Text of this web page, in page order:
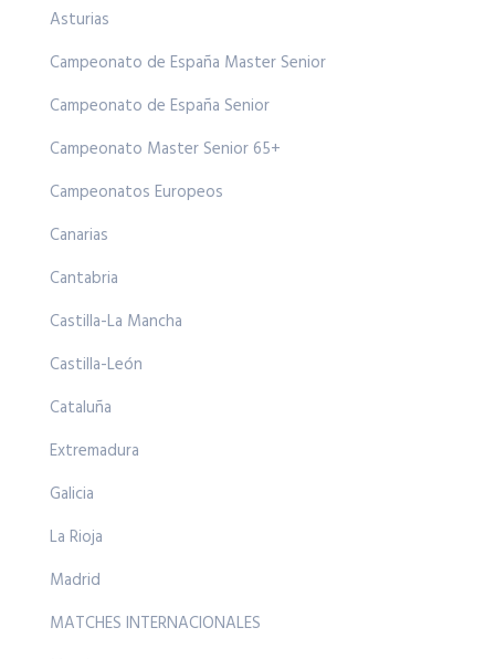
Asturias
Campeonato de España Master Senior
Campeonato de España Senior
Campeonato Master Senior 65+
Campeonatos Europeos
Canarias
Cantabria
Castilla-La Mancha
Castilla-León
Cataluña
Extremadura
Galicia
La Rioja
Madrid
MATCHES INTERNACIONALES